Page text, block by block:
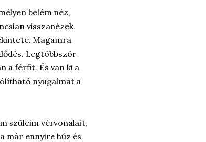
belém néz,
visszanézek.
Magamra
Legtöbbször
a férfit. És van ki a
nyugalmat a
szüleim vérvonalait,
már ennyire húz és